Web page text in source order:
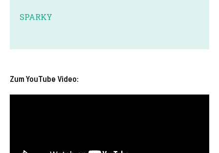
SPARKY
Zum YouTube Video: